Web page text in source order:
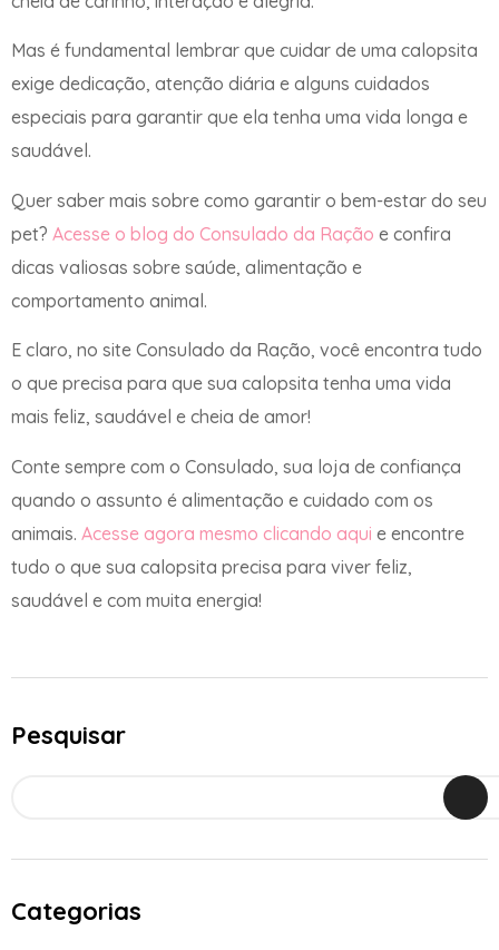
Mas é fundamental lembrar que cuidar de uma calopsita
exige dedicação, atenção diária e alguns cuidados
especiais para garantir que ela tenha uma vida longa e
saudável.
Quer saber mais sobre como garantir o bem-estar do seu
pet? Acesse o blog do Consulado da Ração e confira
dicas valiosas sobre saúde, alimentação e
comportamento animal.
E claro, no site Consulado da Ração, você encontra tudo
o que precisa para que sua calopsita tenha uma vida
mais feliz, saudável e cheia de amor!
Conte sempre com o Consulado, sua loja de confiança
quando o assunto é alimentação e cuidado com os
animais. Acesse agora mesmo clicando aqui e encontre
tudo o que sua calopsita precisa para viver feliz,
saudável e com muita energia!
Pesquisar
Categorias